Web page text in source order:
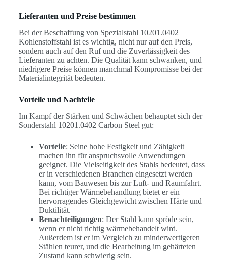
Lieferanten und Preise bestimmen
Bei der Beschaffung von Spezialstahl 10201.0402
Kohlenstoffstahl ist es wichtig, nicht nur auf den Preis,
sondern auch auf den Ruf und die Zuverlässigkeit des
Lieferanten zu achten. Die Qualität kann schwanken, und
niedrigere Preise können manchmal Kompromisse bei der
Materialintegrität bedeuten.
Vorteile und Nachteile
Im Kampf der Stärken und Schwächen behauptet sich der
Sonderstahl 10201.0402 Carbon Steel gut:
Vorteile: Seine hohe Festigkeit und Zähigkeit
machen ihn für anspruchsvolle Anwendungen
geeignet. Die Vielseitigkeit des Stahls bedeutet, dass
er in verschiedenen Branchen eingesetzt werden
kann, vom Bauwesen bis zur Luft- und Raumfahrt.
Bei richtiger Wärmebehandlung bietet er ein
hervorragendes Gleichgewicht zwischen Härte und
Duktilität.
Benachteiligungen: Der Stahl kann spröde sein,
wenn er nicht richtig wärmebehandelt wird.
Außerdem ist er im Vergleich zu minderwertigeren
Stählen teurer, und die Bearbeitung im gehärteten
Zustand kann schwierig sein.